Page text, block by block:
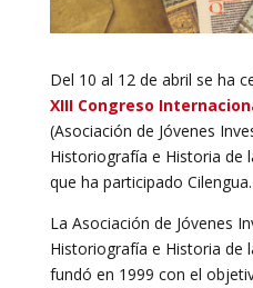
Del 10 al 12 de abril se ha
XIII Congreso
(Asociación de Jóvenes
Historiografía e Historia de
que ha participado Cilengua.
La Asociación de Jóvenes
Historiografía e Historia de
fundó en 1999 con el